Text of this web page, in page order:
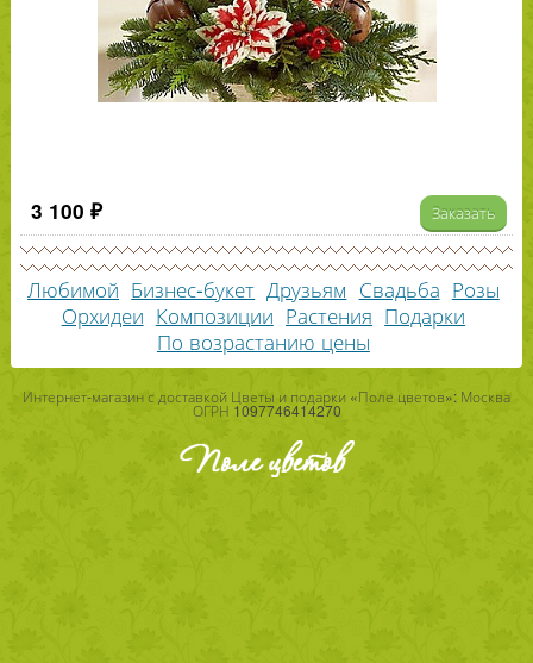
3 100 ₽ Заказать
Любимой Бизнес-букет Друзьям Свадьба Розы
Орхидеи Композиции Растения Подарки
По возрастанию цены
Интернет-магазин с доставкой Цветы и подарки «Поле цветов»: Москва
ОГРН 1097746414270